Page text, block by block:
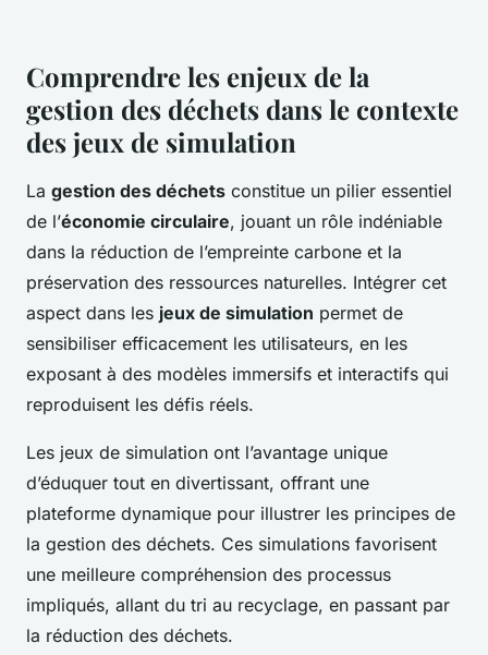
Comprendre les enjeux de la
gestion des déchets dans le contexte
des jeux de simulation
La gestion des déchets constitue un pilier essentiel
de l’économie circulaire, jouant un rôle indéniable
dans la réduction de l’empreinte carbone et la
préservation des ressources naturelles. Intégrer cet
aspect dans les jeux de simulation permet de
sensibiliser efficacement les utilisateurs, en les
exposant à des modèles immersifs et interactifs qui
reproduisent les défis réels.
Les jeux de simulation ont l’avantage unique
d’éduquer tout en divertissant, offrant une
plateforme dynamique pour illustrer les principes de
la gestion des déchets. Ces simulations favorisent
une meilleure compréhension des processus
impliqués, allant du tri au recyclage, en passant par
la réduction des déchets.